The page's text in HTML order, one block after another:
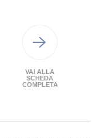
VAI ALLA
SCHEDA
COMPLETA